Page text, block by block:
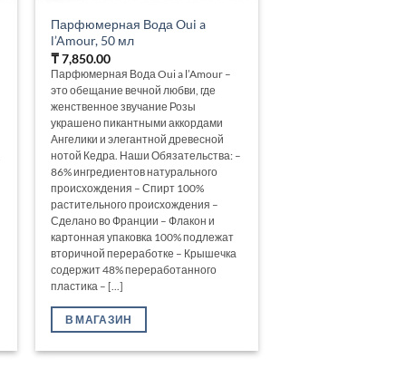
Парфюмерная Вода Oui a
l’Amour, 50 мл
₸7,850.00
Парфюмерная Вода Oui a l’Amour –
это обещание вечной любви, где
женственное звучание Розы
украшено пикантными аккордами
Ангелики и элегантной древесной
нотой Кедра. Наши Обязательства: –
86% ингредиентов натурального
происхождения – Спирт 100%
растительного происхождения –
Сделано во Франции – Флакон и
картонная упаковка 100% подлежат
вторичной переработке – Крышечка
содержит 48% переработанного
пластика – [...]
В МАГАЗИН